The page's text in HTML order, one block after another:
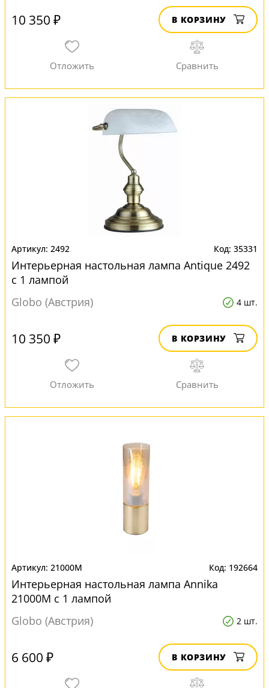
10 350 ₽ В КОРЗИНУ
2492 35331
Интерьерная настольная лампа Antique 2492
с 1 лампой
Globo (Австрия)
4 шт.
10 350 ₽ В КОРЗИНУ
21000M 192664
Интерьерная настольная лампа Annika
21000M с 1 лампой
Globo (Австрия)
2 шт.
6 600 ₽ В КОРЗИНУ